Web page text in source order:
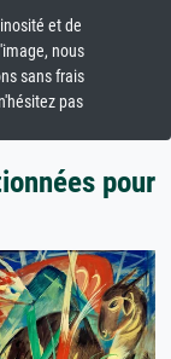
et de
nous
sans frais
pas
pour